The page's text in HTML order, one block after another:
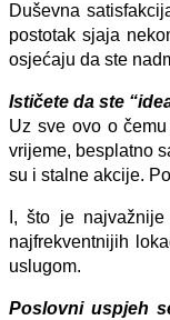
Duševna
postotak sjaja
osjećaju da ste
Ističete da ste
Uz sve ovo o
vrijeme, besplatno
su i stalne akcije.
I, što je
najfrekventnijih
uslugom.
Poslovni uspjeh